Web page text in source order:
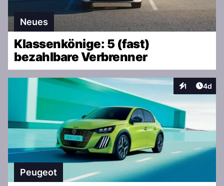
Neues
Klassenkönige: 5 (fast)
bezahlbare Verbrenner
1
Interaktionen
4d
Peugeot